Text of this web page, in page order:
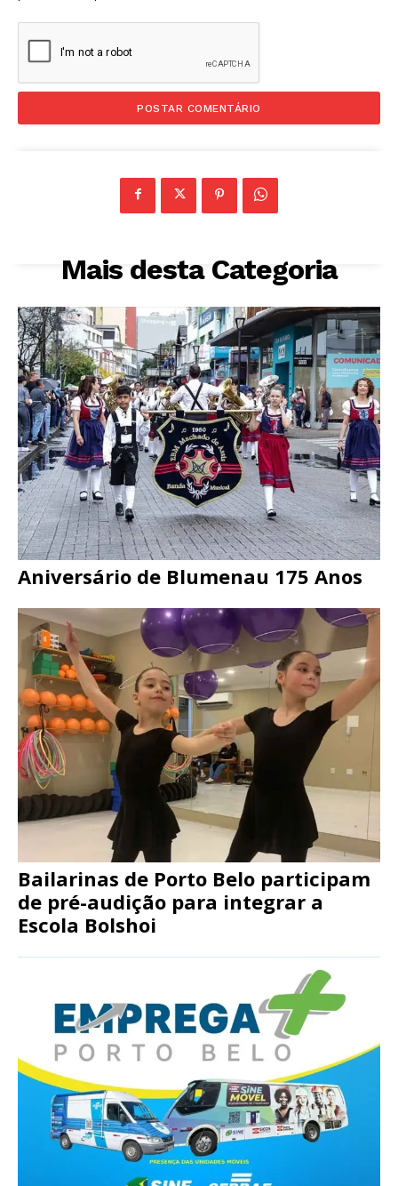
Mais desta Categoria
Aniversário de Blumenau 175 Anos
Bailarinas de Porto Belo participam
de pré-audição para integrar a
Escola Bolshoi